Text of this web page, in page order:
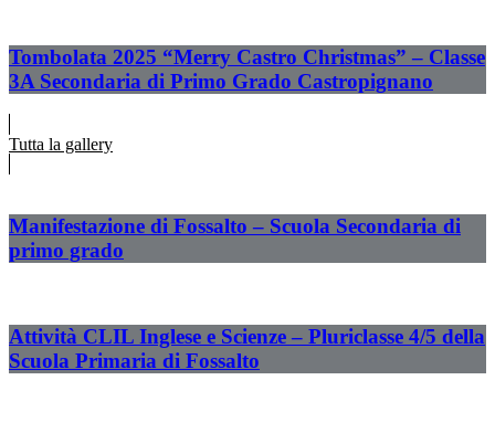
Tombolata 2025 “Merry Castro Christmas” – Classe
3A Secondaria di Primo Grado Castropignano
Tutta la gallery
Manifestazione di Fossalto – Scuola Secondaria di
primo grado
Attività CLIL Inglese e Scienze – Pluriclasse 4/5 della
Scuola Primaria di Fossalto